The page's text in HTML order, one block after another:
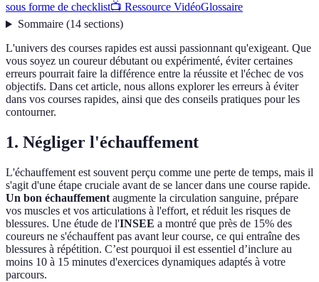
sous forme de checklist📺 Ressource VidéoGlossaire
Sommaire(14 sections)
L'univers des courses rapides est aussi passionnant qu'exigeant. Que
vous soyez un coureur débutant ou expérimenté, éviter certaines
erreurs pourrait faire la différence entre la réussite et l'échec de vos
objectifs. Dans cet article, nous allons explorer les erreurs à éviter
dans vos courses rapides, ainsi que des conseils pratiques pour les
contourner.
1. Négliger l'échauffement
L'échauffement est souvent perçu comme une perte de temps, mais il
s'agit d'une étape cruciale avant de se lancer dans une course rapide.
Un bon échauffement augmente la circulation sanguine, prépare
vos muscles et vos articulations à l'effort, et réduit les risques de
blessures. Une étude de l'INSEE a montré que près de 15% des
coureurs ne s'échauffent pas avant leur course, ce qui entraîne des
blessures à répétition. C’est pourquoi il est essentiel d’inclure au
moins 10 à 15 minutes d'exercices dynamiques adaptés à votre
parcours.